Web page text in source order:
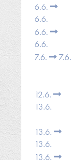
6.6.
6.6.
6.6.
6.6.
7.6. 7.6.
12.6.
13.6.
13.6.
13.6.
13.6.